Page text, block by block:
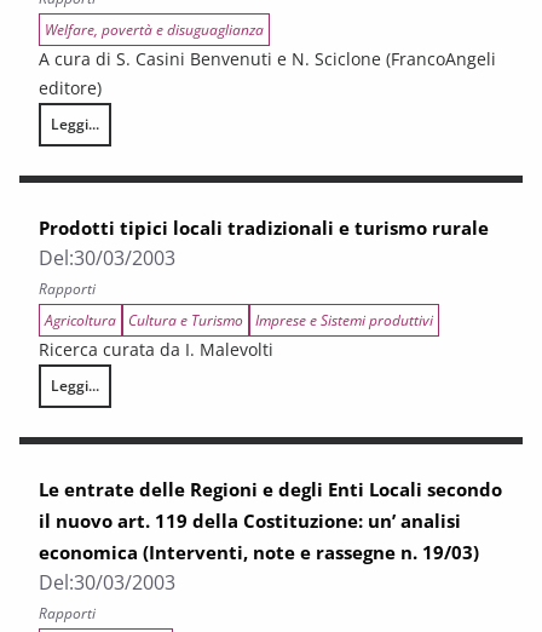
Welfare, povertà e disuguaglianza
A cura di S. Casini Benvenuti e N. Sciclone (FrancoAngeli
editore)
Leggi...
Benessere e condizioni di vita in Toscana
Prodotti tipici locali tradizionali e turismo rurale
Del:30/03/2003
Rapporti
Agricoltura
Cultura e Turismo Imprese e Sistemi produttivi
Ricerca curata da I. Malevolti
Leggi...
Prodotti tipici locali tradizionali e turismo rurale
Le entrate delle Regioni e degli Enti Locali secondo
il nuovo art. 119 della Costituzione: un’ analisi
economica (Interventi, note e rassegne n. 19/03)
Del:30/03/2003
Rapporti